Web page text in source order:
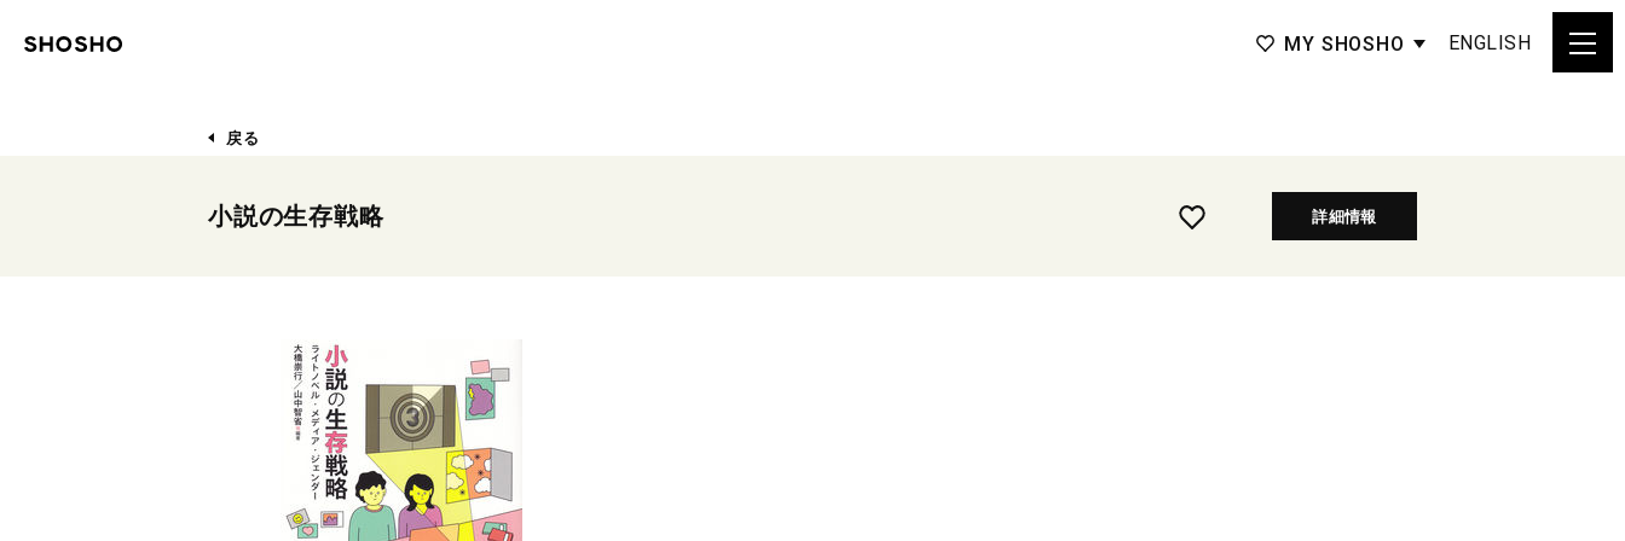
MY SHOSHO ENGLISH
戻る
小説の生存戦略 詳細情報